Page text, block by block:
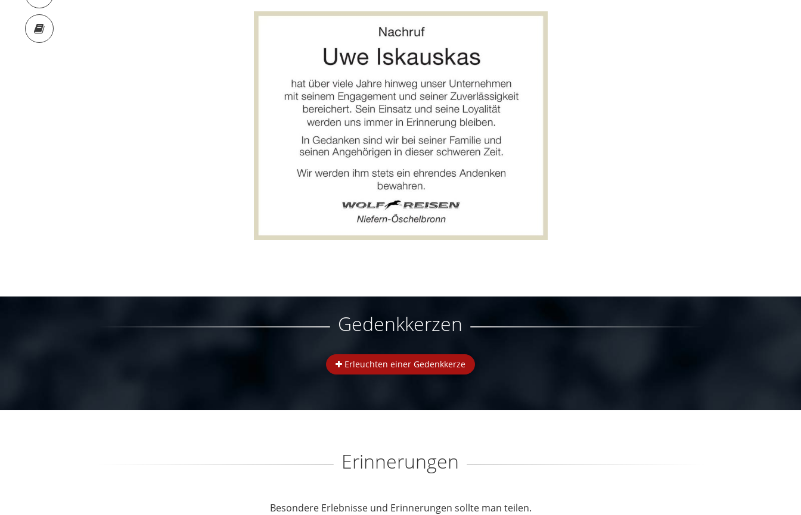
Gedenkkerzen
Erleuchten einer Gedenkkerze
Erinnerungen
Besondere Erlebnisse und Erinnerungen sollte man teilen.